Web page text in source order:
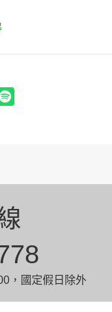
，國定假日除外